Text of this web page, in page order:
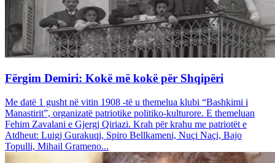
Fërgim Demiri: Kokë më kokë për Shqipëri
Me datë 1 gusht në vitin 1908 -të u themelua klubi “Bashkimi i
Manastirit”, organizatë patriotike politiko-kulturore. E themeluan
Fehim Zavalani e Gjergj Qiriazi. Krah për krahu me patriotët e
Atdheut: Luigj Gurakuqi, Spiro Bellkameni, Nuçi Naçi, Bajo
Topulli, Mihail Grameno...